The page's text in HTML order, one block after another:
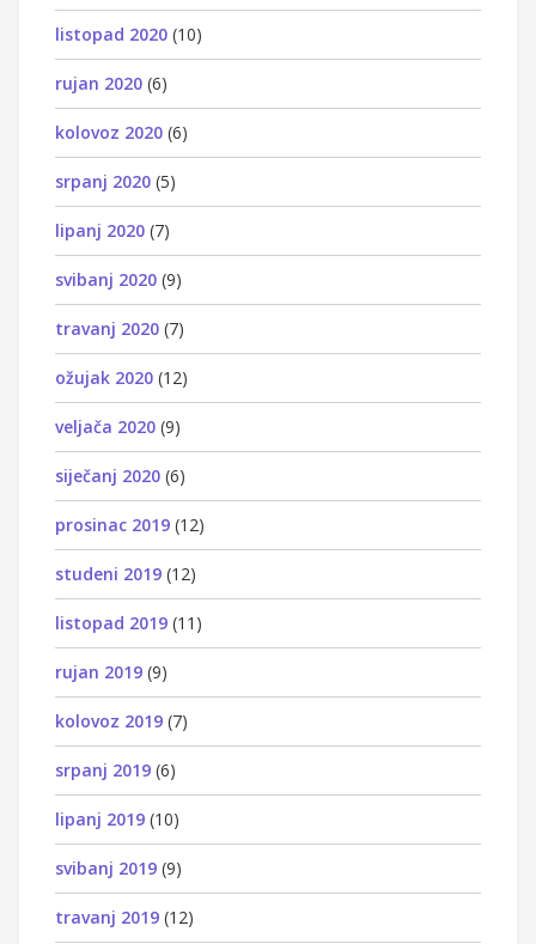
listopad 2020 (10)
rujan 2020 (6)
kolovoz 2020 (6)
srpanj 2020 (5)
lipanj 2020 (7)
svibanj 2020 (9)
travanj 2020 (7)
ožujak 2020 (12)
veljača 2020 (9)
siječanj 2020 (6)
prosinac 2019 (12)
studeni 2019 (12)
listopad 2019 (11)
rujan 2019 (9)
kolovoz 2019 (7)
srpanj 2019 (6)
lipanj 2019 (10)
svibanj 2019 (9)
travanj 2019 (12)